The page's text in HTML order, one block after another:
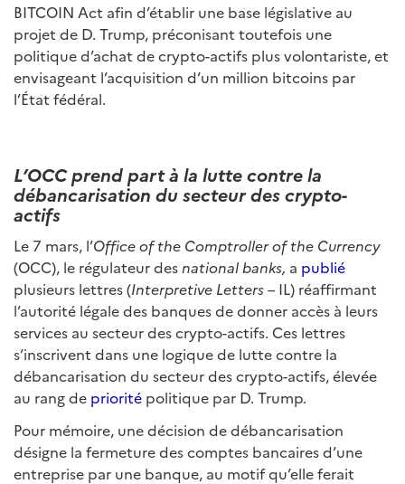
BITCOIN Act afin d’établir une base législative au
projet de D. Trump, préconisant toutefois une
politique d’achat de crypto-actifs plus volontariste, et
envisageant l’acquisition d’un million bitcoins par
l’État fédéral.
L’OCC prend part à la lutte contre la
débancarisation du secteur des crypto-
actifs
Le 7 mars, l’Office of the Comptroller of the Currency
(OCC), le régulateur des national banks, a publié
plusieurs lettres (Interpretive Letters – IL) réaffirmant
l’autorité légale des banques de donner accès à leurs
services au secteur des crypto-actifs. Ces lettres
s’inscrivent dans une logique de lutte contre la
débancarisation du secteur des crypto-actifs, élevée
au rang de priorité politique par D. Trump.
Pour mémoire, une décision de débancarisation
désigne la fermeture des comptes bancaires d’une
entreprise par une banque, au motif qu’elle ferait